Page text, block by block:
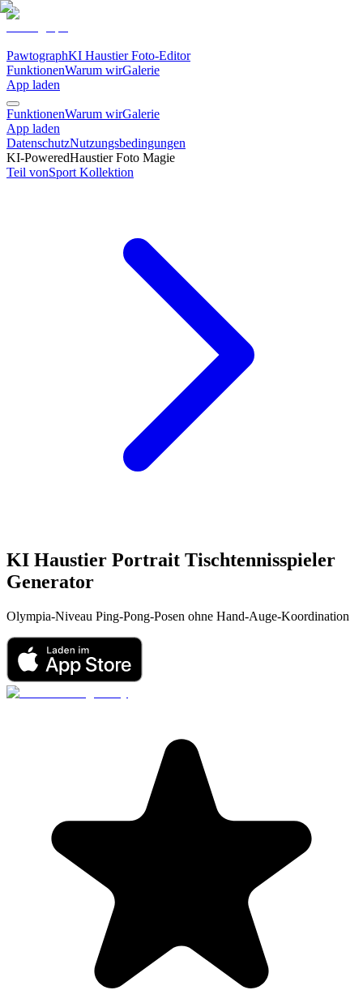
PawtographKI Haustier Foto-Editor
FunktionenWarum wirGalerie
App laden
FunktionenWarum wirGalerie
App laden
DatenschutzNutzungsbedingungen
KI-PoweredHaustier Foto Magie
Teil vonSport Kollektion
KI Haustier Portrait Tischtennisspieler
Generator
Olympia-Niveau Ping-Pong-Posen ohne Hand-Auge-Koordination